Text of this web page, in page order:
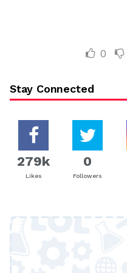
0
Stay Connected
279k
Likes
0
Followers